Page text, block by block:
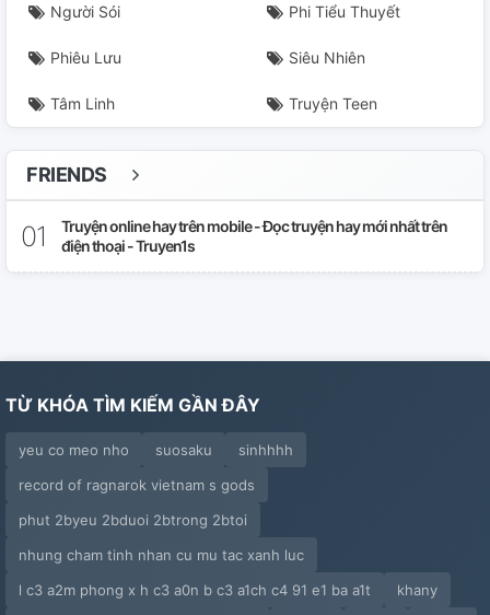
Người Sói Phi Tiểu Thuyết
Phiêu Lưu Siêu Nhiên
Tâm Linh Truyện Teen
FRIENDS
Truyện online hay trên mobile - Đọc truyện hay mới nhất trên
điện thoại - Truyen1s
TỪ KHÓA TÌM KIẾM GẦN ĐÂY
yeu co meo nho suosaku
sinhhhh
record of ragnarok vietnam s gods
phut 2byeu 2bduoi 2btrong 2btoi
nhung cham tinh nhan cu mu tac xanh luc
l c3 a2m phong x h c3 a0n b c3 a1ch c4 91 e1 ba a1t
khany